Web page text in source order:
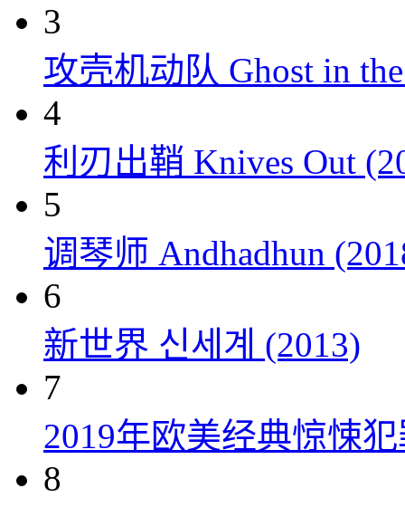
3
攻壳机动队 Ghost in
4
利刃出鞘 Knives Out
5
调琴师 Andhadhun
6
新世界 신세계 (2013)
7
2019年欧美经典惊悚
8